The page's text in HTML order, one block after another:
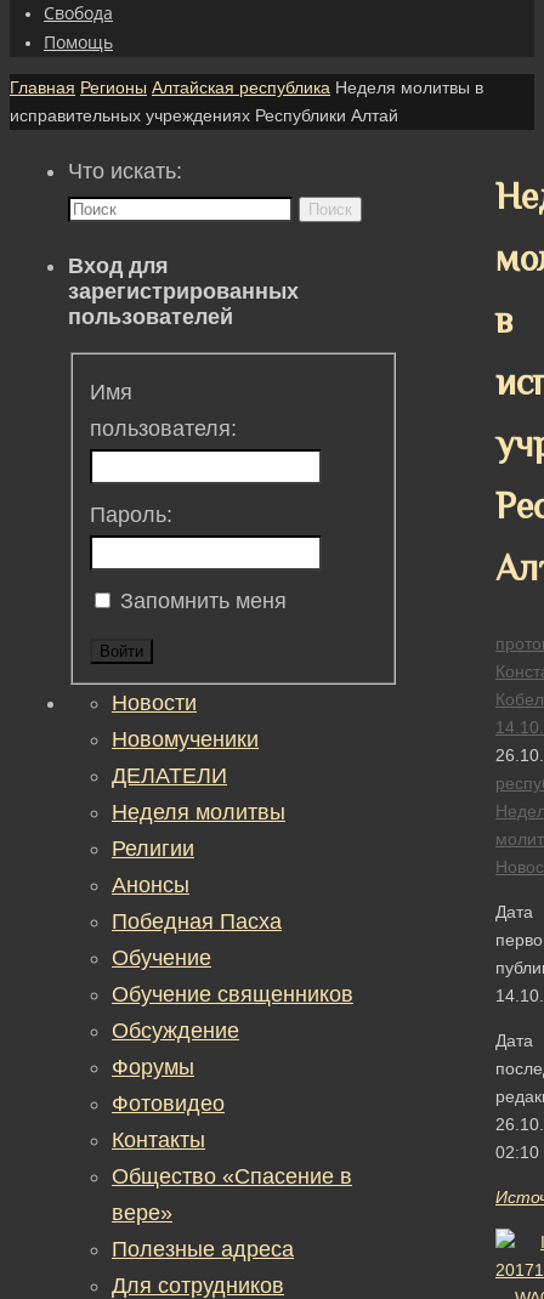
Свобода
Помощь
Главная Регионы Алтайская республика Неделя молитвы в
исправительных учреждениях Республики Алтай
в
Дата
Дата
02:10
Что искать:
Поиск
Вход для
зарегистрированных
пользователей
Имя
пользователя:
Пароль:
Запомнить меня
Войти
Новости
Новомученики
ДЕЛАТЕЛИ
Неделя молитвы
Религии
Анонсы
Победная Пасха
Обучение
Обучение священников
Обсуждение
Форумы
Фотовидео
Контакты
Общество «Спасение в
вере»
Полезные адреса
Для сотрудников